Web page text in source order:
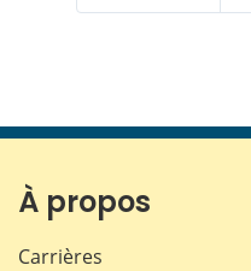
À propos
Carrières